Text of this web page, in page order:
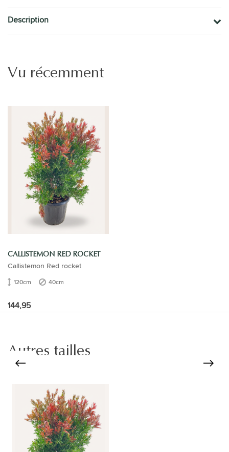
Description
Vu récemment
CALLISTEMON RED ROCKET
Callistemon Red rocket
120cm 40cm
144,95
Autres tailles